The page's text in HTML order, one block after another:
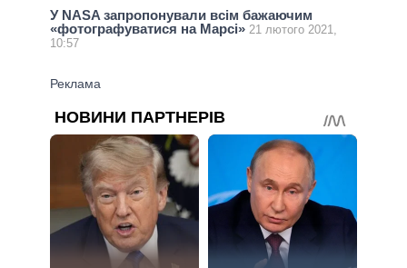
У NASA запропонували всім бажаючим
«фотографуватися на Марсі» 21 лютого 2021,
10:57